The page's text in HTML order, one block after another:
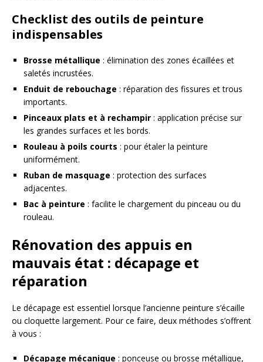
Checklist des outils de peinture
indispensables
Brosse métallique : élimination des zones écaillées et
saletés incrustées.
Enduit de rebouchage : réparation des fissures et trous
importants.
Pinceaux plats et à rechampir : application précise sur
les grandes surfaces et les bords.
Rouleau à poils courts : pour étaler la peinture
uniformément.
Ruban de masquage : protection des surfaces
adjacentes.
Bac à peinture : facilite le chargement du pinceau ou du
rouleau.
Rénovation des appuis en
mauvais état : décapage et
réparation
Le décapage est essentiel lorsque l’ancienne peinture s’écaille
ou cloquette largement. Pour ce faire, deux méthodes s’offrent
à vous :
Décapage mécanique : ponceuse ou brosse métallique,